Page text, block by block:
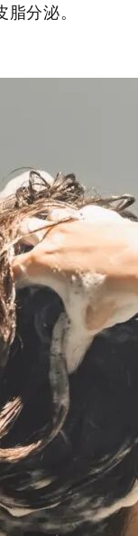
分泌。